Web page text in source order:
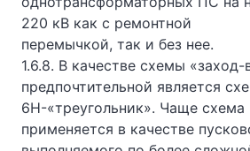
220 кВ как с ремонтной
перемычкой, так и без нее.
1.6.8. В качестве схемы
предпочтительной является
6Н-«треугольник». Чаще схема
применяется в качестве